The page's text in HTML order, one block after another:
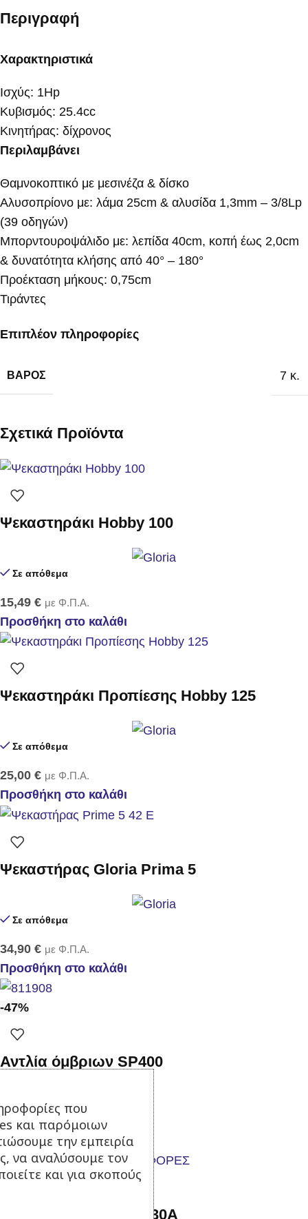
Περιγραφή
Χαρακτηριστικά
Ισχύς: 1Hp
Κυβισμός: 25.4cc
Κινητήρας: δίχρονος
Περιλαμβάνει
Θαμνοκοπτικό με μεσινέζα & δίσκο
Αλυσοπρίονο με: λάμα 25cm & αλυσίδα 1,3mm – 3/8Lp
(39 οδηγών)
Μπορντουροψάλιδο με: λεπίδα 40cm, κοπή έως 2,0cm
& δυνατότητα κλήσης από 40° – 180°
Προέκταση μήκους: 0,75cm
Τιράντες
Επιπλέον πληροφορίες
ΒΆΡΟΣ 7 κ.
Σχετικά Προϊόντα
Ψεκαστηράκι Hobby 100
Σε απόθεμα
15,49 € με Φ.Π.Α.
Προσθήκη στο καλάθι
Ψεκαστηράκι Προπίεσης Hobby 125
Σε απόθεμα
25,00 € με Φ.Π.Α.
Προσθήκη στο καλάθι
Ψεκαστήρας Gloria Prima 5
Σε απόθεμα
34,90 € με Φ.Π.Α.
Προσθήκη στο καλάθι
-47%
Αντλία όμβριων SP400
85,00€ 45,00 € με Φ.Π.Α.
Προσθήκη στο καλάθι
Αντλία ψεκασμού FT-30Α
που
και παρόμοιων
την εμπειρία
να αναλύσουμε τον
και για σκοπούς